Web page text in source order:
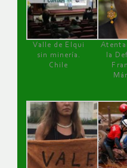
Valle de Elqui
sin minería.
Chile
la